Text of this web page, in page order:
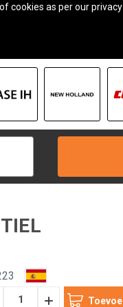
cookies as per our privacy
Hoeveelheid